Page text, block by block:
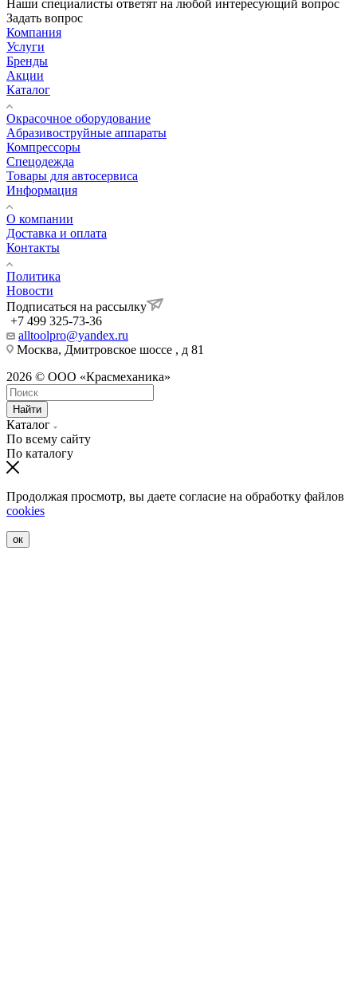
Наши специалисты ответят на любой интересующий вопрос
Задать вопрос
Компания
Услуги
Бренды
Акции
Каталог
Окрасочное оборудование
Aбразивоструйные аппараты
Компрессоры
Спецодежда
Товары для автосервиса
Информация
О компании
Доставка и оплата
Контакты
Политика
Новости
Подписаться на рассылку
+7 499 325-73-36
alltoolpro@yandex.ru
Москва, Дмитровское шоссе , д 81
2026 © ООО «Красмеханика»
Найти
Каталог
По всему сайту
По каталогу
Продолжая просмотр, вы даете согласие на обработку файлов
cookies
ок